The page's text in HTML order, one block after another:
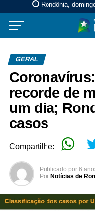
Rondônia,
GERAL
recorde de
um dia;
casos
Compartilhe:
Publicado por 6
Por Notícias de